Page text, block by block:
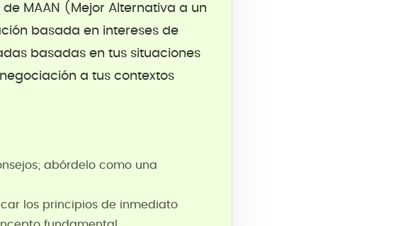
MAAN (Mejor Alternativa a un
basada en intereses de
basadas en tus situaciones
a tus contextos
abórdelo como una
los principios de inmediato